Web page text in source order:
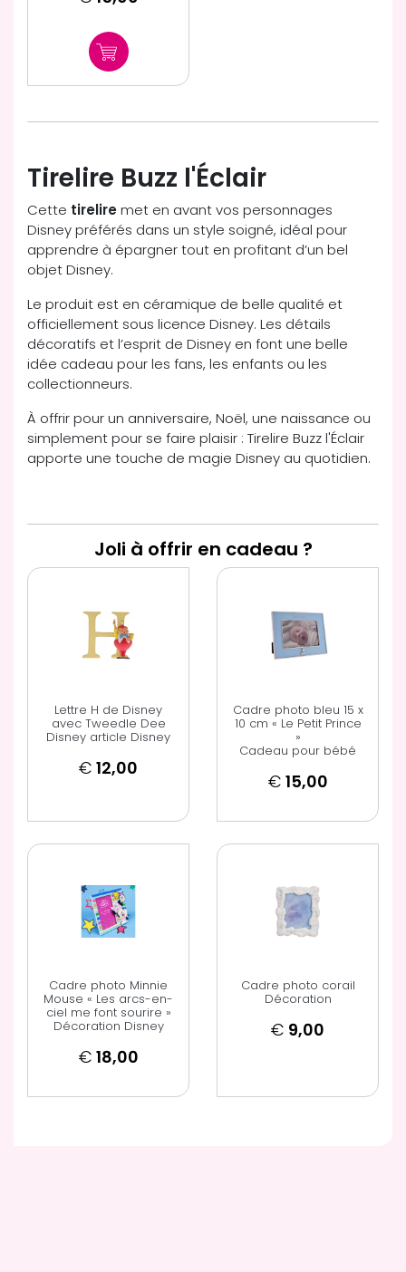
Tirelire Buzz l'Éclair
Cette tireliremet en avant vos personnages
Disney préférés dans un style soigné, idéal pour
apprendre à épargner tout en profitant d’un bel
objet Disney.
Le produit est en céramique de belle qualité et
officiellement sous licence Disney. Les détails
décoratifs et l’esprit de Disney en font une belle
idée cadeau pour les fans, les enfants ou les
collectionneurs.
À offrir pour un anniversaire, Noël, une naissance ou
simplement pour se faire plaisir : Tirelire Buzz l'Éclair
apporte une touche de magie Disney au quotidien.
Joli à offrir en cadeau ?
Lettre H de Disney
avec Tweedle Dee
Disney article Disney
€ 12,00
Cadre photo bleu 15 x
10 cm « Le Petit Prince
»
Cadeau pour bébé
€ 15,00
Cadre photo Minnie
Mouse « Les arcs-en-
ciel me font sourire »
Décoration Disney
€ 18,00
Cadre photo corail
Décoration
€ 9,00